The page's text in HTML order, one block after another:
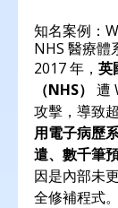
知名案例：
NHS 醫療體
2017 年， 英
（NHS） 遭
攻擊，導致
用電子病歷
遣、數千筆
因是內部未
全修補程式。